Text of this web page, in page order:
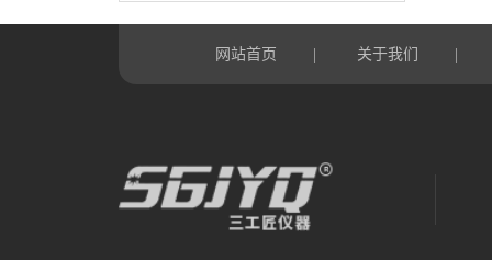
网站首页 关于我们